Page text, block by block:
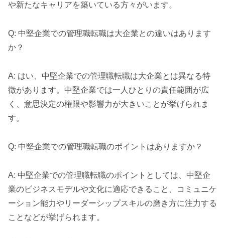
や新たなキャリアを築いている方々がいます。
Q: 中堅企業での管理職転職は大企業との違いはあります
か？
A: はい、中堅企業での管理職転職は大企業とは異なる特
徴があります。中堅企業では一人ひとりの責任範囲が広
く、意思決定の権限や影響力が大きいことが挙げられま
す。
Q: 中堅企業での管理職転職のポイントはありますか？
A: 中堅企業での管理職転職のポイントとしては、中堅企
業のビジネスモデルや文化に適応できること、コミュニケ
ーション能力やリーダーシップスキルの磨き方に注力する
ことなどが挙げられます。